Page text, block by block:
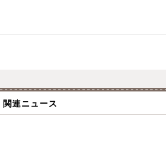
関連ニュース